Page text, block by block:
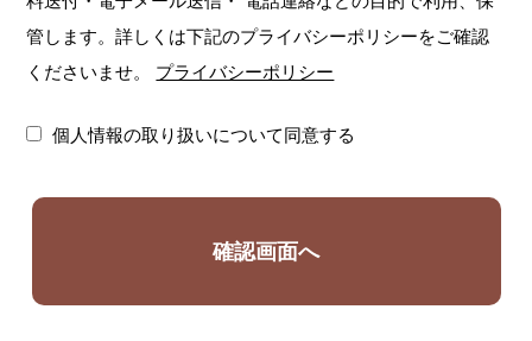
管します。詳しくは下記のプライバシーポリシーをご確認
くださいませ。
プライバシーポリシー
個人情報の取り扱いについて同意する